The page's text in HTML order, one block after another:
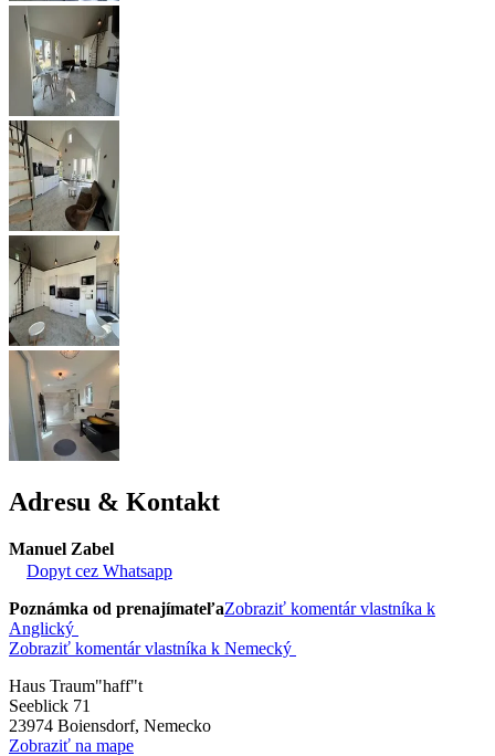
Adresu & Kontakt
Manuel Zabel
Dopyt cez Whatsapp
Poznámka od prenajímateľaZobraziť komentár vlastníka k
Anglický
Zobraziť komentár vlastníka k Nemecký
Haus Traum"haff"t
Seeblick 71
23974 Boiensdorf, Nemecko
Zobraziť na mape